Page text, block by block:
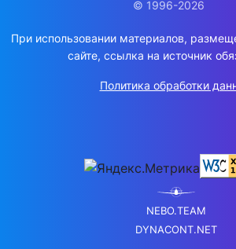
© 1996-2026
При использовании материалов,
сайте, ссылка на источник
Политика обработки
NEBO.TEAM
DYNACONT.NET